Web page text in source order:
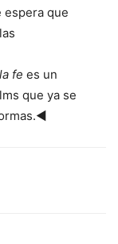
espera que
fe es un
que ya se